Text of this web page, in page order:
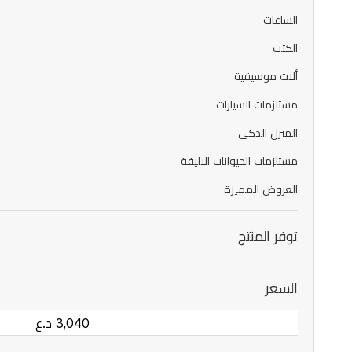
الساعات
الكتب
ألات موسيقية
مستلزمات السيارات
المنزل الذكي
مستلزمات الحيوانات الاليفة
العروض المميزة
توفر المنتج
السعر